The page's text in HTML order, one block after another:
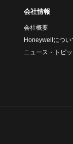
会社情報
会社概要
Honeywellについ
ニュース・トピ